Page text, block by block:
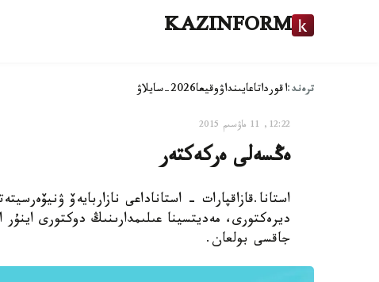
KAZINFORM
ترەند:اقورداتاعايىنداۋوقيعا2026-سايلاۋ
12:22, 11 ماۋسىم 2015
ەڭسەلى ەركەكتەر
استانا.قازاقپارات - استاناداعى نازاربايەۆ
ديرەكتورى، مەديتسينا عىلىمدارىنىڭ دوكتورى
جاقسى بولعان.